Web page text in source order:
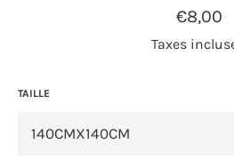
Prix
régulier
€8,00
Taxes
TAILLE